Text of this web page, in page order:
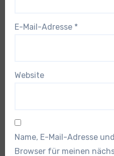
E-Mail-Adresse *
Website
Name, E-Mail-Adresse
Browser für meinen